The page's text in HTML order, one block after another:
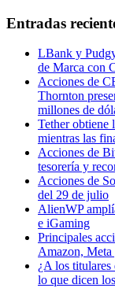
Entradas
LBank y
de Marca con
Acciones de
Thornton
millones de
Tether obtiene
mientras las
Acciones de
tesorería y
Acciones de
del 29 de julio
AlienWP
e iGaming
Principales
Amazon, Meta
¿A los titulares
lo que dicen